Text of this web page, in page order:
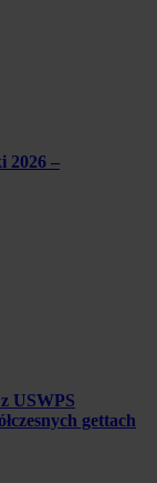
2026 –
USWPS
gettach